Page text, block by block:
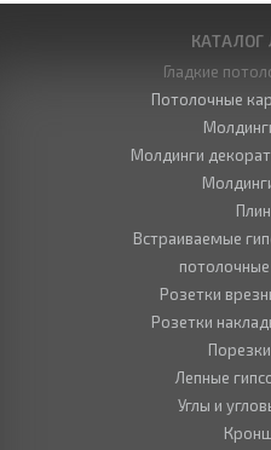
Гладкие
Потолочные
Молдинги
Встраиваемые
Розетки
Розетки
Лепные
Углы и